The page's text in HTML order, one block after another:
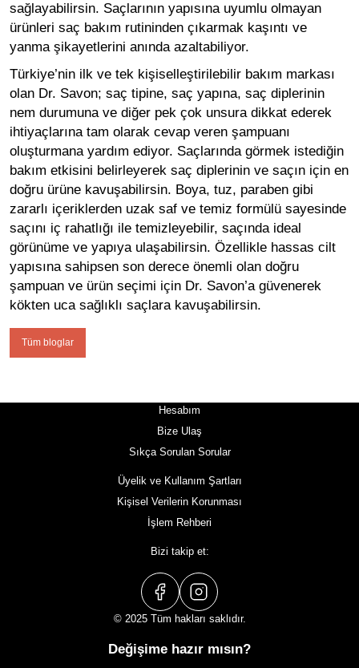
sağlayabilirsin. Saçlarının yapısına uyumlu olmayan
ürünleri saç bakım rutininden çıkarmak kaşıntı ve
yanma şikayetlerini anında azaltabiliyor.
Türkiye’nin ilk ve tek kişiselleştirilebilir bakım markası
olan Dr. Savon; saç tipine, saç yapına, saç diplerinin
nem durumuna ve diğer pek çok unsura dikkat ederek
ihtiyaçlarına tam olarak cevap veren şampuanı
oluşturmana yardım ediyor. Saçlarında görmek istediğin
bakım etkisini belirleyerek saç diplerinin ve saçın için en
doğru ürüne kavuşabilirsin. Boya, tuz, paraben gibi
zararlı içeriklerden uzak saf ve temiz formülü sayesinde
saçını iç rahatlığı ile temizleyebilir, saçında ideal
görünüme ve yapıya ulaşabilirsin. Özellikle hassas cilt
yapısına sahipsen son derece önemli olan doğru
şampuan ve ürün seçimi için Dr. Savon’a güvenerek
kökten uca sağlıklı saçlara kavuşabilirsin.
Tüm bloglar
Hesabım
Bize Ulaş
Sıkça Sorulan Sorular
Üyelik ve Kullanım Şartları
Kişisel Verilerin Korunması
İşlem Rehberi
Bizi takip et:
© 2025 Tüm hakları saklıdır.
Değişime hazır mısın?